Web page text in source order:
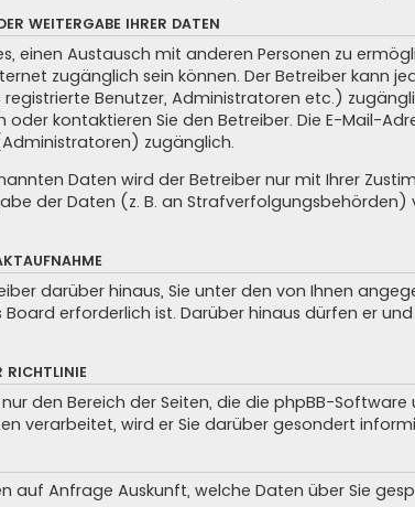
WEITERGABE IHRER DATEN
einen Austausch mit anderen Personen zu
zugänglich sein können. Der Betreiber kann
registrierte Benutzer, Administratoren etc.)
kontaktieren Sie den Betreiber. Die E-Mail-
zugänglich.
Daten wird der Betreiber nur mit Ihrer
der Daten (z. B. an
darüber hinaus, Sie unter den von Ihnen
erforderlich ist. Darüber hinaus dürfen er
RICHTLINIE
den Bereich der Seiten, die die phpBB-
verarbeitet, wird er Sie darüber gesondert
auf Anfrage Auskunft, welche Daten über Sie